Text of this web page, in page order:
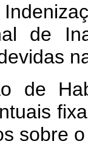
de
de
sobre